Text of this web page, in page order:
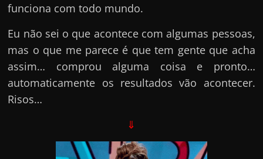
funciona com todo mundo.
Eu não sei o que acontece com algumas pessoas,
mas o que me parece é que tem gente que acha
assim… comprou alguma coisa e pronto…
automaticamente os resultados vão acontecer.
Risos…
⇓